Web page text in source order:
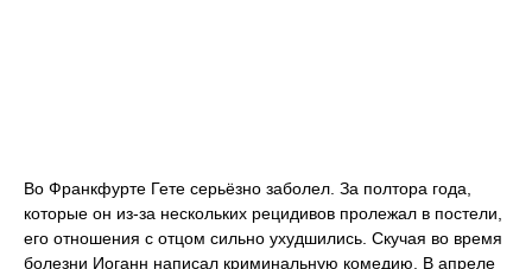
Во Франкфурте Гете серьёзно заболел. За полтора года,
которые он из-за нескольких рецидивов пролежал в постели,
его отношения с отцом сильно ухудшились. Скучая во время
болезни Иоганн написал криминальную комедию. В апреле